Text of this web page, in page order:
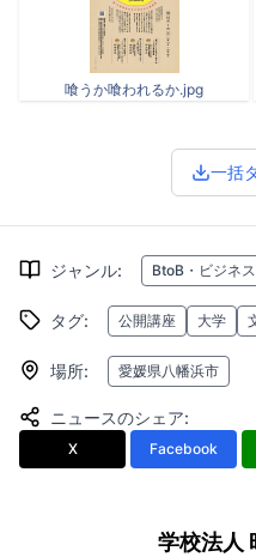
喰うか喰われるか.jpg
一括
ジャンル: BtoB・ビジネス
タグ: 公開講座 大学
場所: 愛媛県八幡浜市
ニュースのシェア:
X Facebook
学校法人